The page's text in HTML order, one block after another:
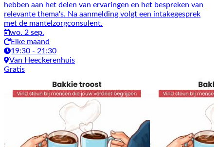
hebben aan het delen van ervaringen en het bespreken van
relevante thema's. Na aanmelding volgt een intakegesprek
met de mantelzorgconsulent.
wo. 2 sep.
Elke maand
19:30 - 21:30
Van Heeckerenhuis
Gratis